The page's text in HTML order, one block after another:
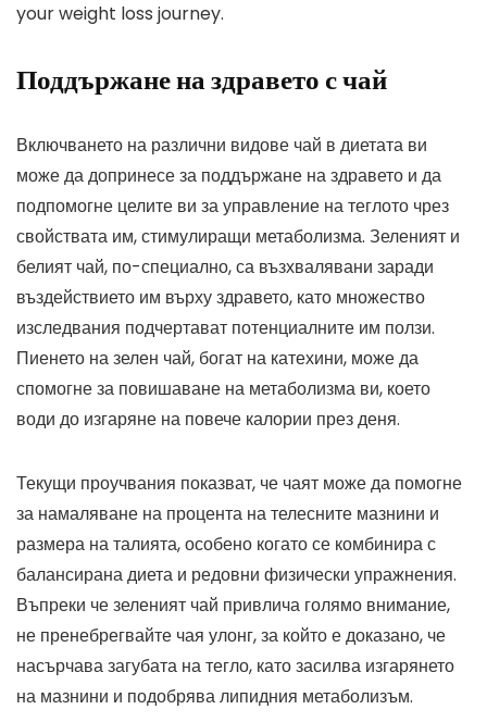
your weight loss journey.
Поддържане на здравето с чай
Включването на различни видове чай в диетата ви
може да допринесе за поддържане на здравето и да
подпомогне целите ви за управление на теглото чрез
свойствата им, стимулиращи метаболизма. Зеленият и
белият чай, по-специално, са възхвалявани заради
въздействието им върху здравето, като множество
изследвания подчертават потенциалните им ползи.
Пиенето на зелен чай, богат на катехини, може да
спомогне за повишаване на метаболизма ви, което
води до изгаряне на повече калории през деня.
Текущи проучвания показват, че чаят може да помогне
за намаляване на процента на телесните мазнини и
размера на талията, особено когато се комбинира с
балансирана диета и редовни физически упражнения.
Въпреки че зеленият чай привлича голямо внимание,
не пренебрегвайте чая улонг, за който е доказано, че
насърчава загубата на тегло, като засилва изгарянето
на мазнини и подобрява липидния метаболизъм.